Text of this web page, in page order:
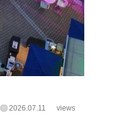
2026.07.11 views